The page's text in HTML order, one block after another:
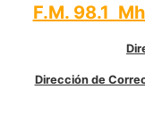
F.M. 98.1
Dirección de